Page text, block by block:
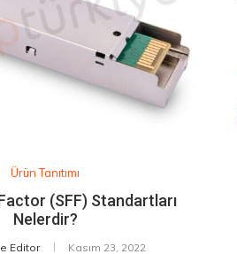
Ürün Tanıtımı
(SFF) Standartları
Nelerdir?
Editor Kasım 23, 2022